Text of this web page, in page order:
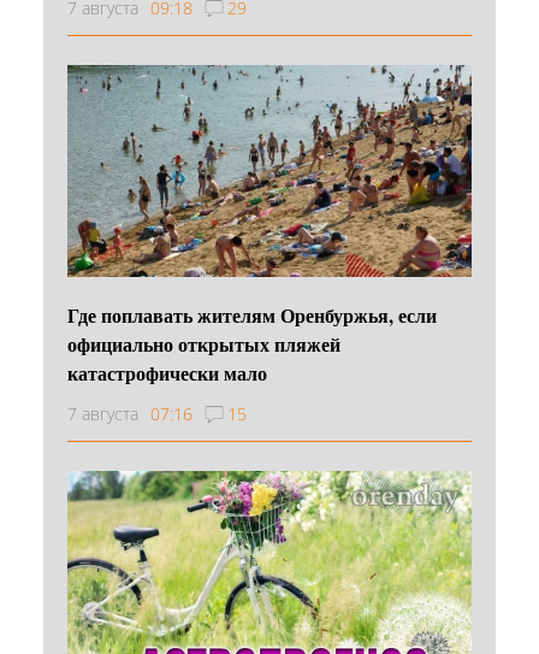
7 августа 09:18 29
Где поплавать жителям Оренбуржья, если
официально открытых пляжей
катастрофически мало
7 августа 07:16 15